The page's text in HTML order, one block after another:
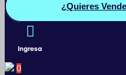
¿Quieres
Ingresa
0